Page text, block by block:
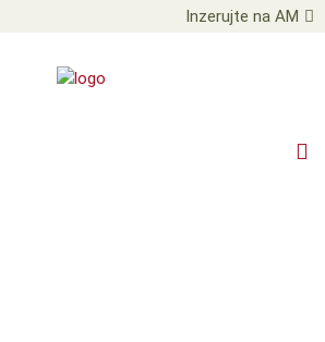
Inzerujte na AM